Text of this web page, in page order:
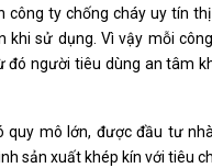
công ty chống cháy uy tín
khi sử dụng. Vì vậy mỗi
đó người tiêu dùng an tâm
quy mô lớn, được đầu tư
sản xuất khép kín với tiêu